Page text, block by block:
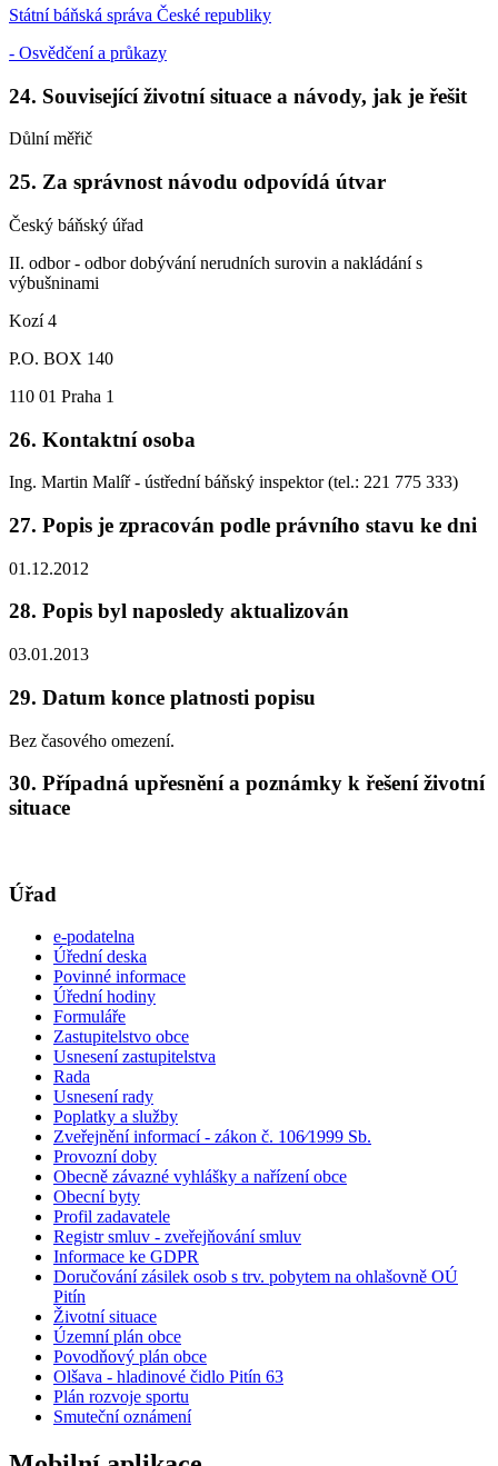
Státní báňská správa České republiky
- Osvědčení a průkazy
24. Související životní situace a návody, jak je řešit
Důlní měřič
25. Za správnost návodu odpovídá útvar
Český báňský úřad
II. odbor - odbor dobývání nerudních surovin a nakládání s
výbušninami
Kozí 4
P.O. BOX 140
110 01 Praha 1
26. Kontaktní osoba
Ing. Martin Malíř - ústřední báňský inspektor (tel.: 221 775 333)
27. Popis je zpracován podle právního stavu ke dni
01.12.2012
28. Popis byl naposledy aktualizován
03.01.2013
29. Datum konce platnosti popisu
Bez časového omezení.
30. Případná upřesnění a poznámky k řešení životní
situace
Úřad
e-podatelna
Úřední deska
Povinné informace
Úřední hodiny
Formuláře
Zastupitelstvo obce
Usnesení zastupitelstva
Rada
Usnesení rady
Poplatky a služby
Zveřejnění informací - zákon č. 106⁄1999 Sb.
Provozní doby
Obecně závazné vyhlášky a nařízení obce
Obecní byty
Profil zadavatele
Registr smluv - zveřejňování smluv
Informace ke GDPR
Doručování zásilek osob s trv. pobytem na ohlašovně OÚ
Pitín
Životní situace
Územní plán obce
Povodňový plán obce
Olšava - hladinové čidlo Pitín 63
Plán rozvoje sportu
Smuteční oznámení